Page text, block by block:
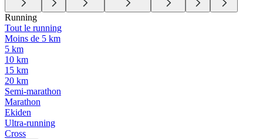
Running
Tout le running
Moins de 5 km
5 km
10 km
15 km
20 km
Semi-marathon
Marathon
Ekiden
Ultra-running
Cross